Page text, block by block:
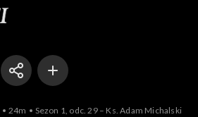
24m Sezon 1, odc. 29 – Ks. Adam Michalski